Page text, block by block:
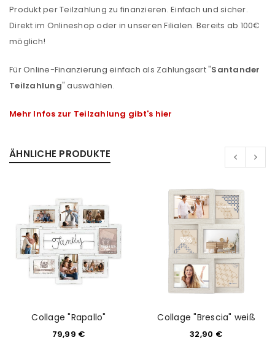
Produkt per Teilzahlung zu finanzieren. Einfach und sicher.
Direkt im Onlineshop oder in unseren Filialen. Bereits ab 100€
möglich!
Für Online-Finanzierung einfach als Zahlungsart "Santander
Teilzahlung" auswählen.
Mehr Infos zur Teilzahlung gibt's hier
ÄHNLICHE PRODUKTE
Collage "Rapallo"
79,99 €
Collage "Brescia" weiß
32,90 €